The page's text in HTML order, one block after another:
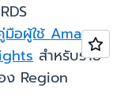
มือผู้ใช้ Amazon
สำหรับราย
ง Region